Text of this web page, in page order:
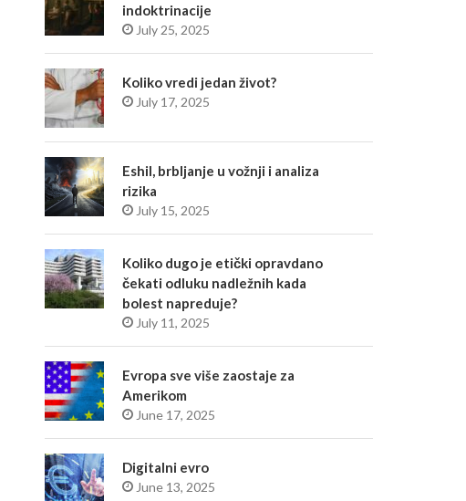
indoktrinacije
July 25, 2025
Koliko vredi jedan život?
July 17, 2025
Eshil, brbljanje u vožnji i analiza
rizika
July 15, 2025
Koliko dugo je etički opravdano
čekati odluku nadležnih kada
bolest napreduje?
July 11, 2025
Evropa sve više zaostaje za
Amerikom
June 17, 2025
Digitalni evro
June 13, 2025